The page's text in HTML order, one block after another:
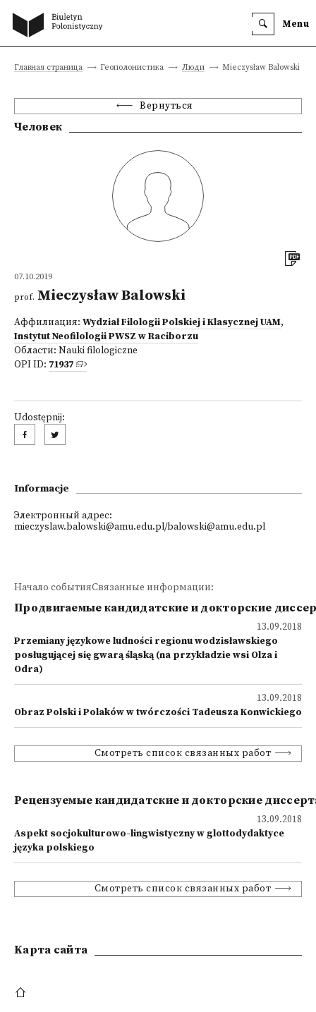
Menu
Главная страница Геополонистика Люди Mieczysław Balowski
Вернуться
Человек
07.10.2019
prof. Mieczysław Balowski
Аффилиация: Wydział Filologii Polskiej i Klasycznej UAM,
Instytut Neofilologii PWSZ w Raciborzu
Области: Nauki filologiczne
OPI ID: 71937
Udostępnij:
Informacje
Электронный адрес:
mieczyslaw.balowski@amu.edu.pl/balowski@amu.edu.pl
Начало событияСвязанные информации:
Продвигаемые кандидатские и докторские
13.09.2018
Przemiany językowe ludności regionu wodzisławskiego
posługującej się gwarą śląską (na przykładzie wsi Olza i
Odra)
13.09.2018
Obraz Polski i Polaków w twórczości Tadeusza Konwickiego
Смотреть список связанных работ
Рецензуемые кандидатские и докторские
13.09.2018
Aspekt socjokulturowo-lingwistyczny w glottodydaktyce
języka polskiego
Смотреть список связанных работ
Kарта сайта